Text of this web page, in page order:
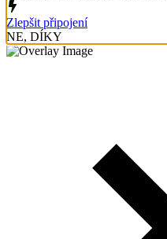
Zlepšit připojení
NE, DÍKY